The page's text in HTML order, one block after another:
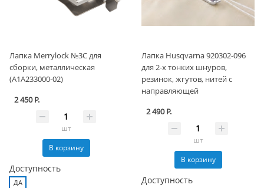
Лапка Merrylock №3C для
сборки, металлическая
(A1A233000-02)
2 450 Р.
шт
В корзину
Доступность
ДА
Лапка Husqvarna 920302-096
для 2-х тонких шнуров,
резинок, жгутов, нитей с
направляющей
2 490 Р.
шт
В корзину
Доступность